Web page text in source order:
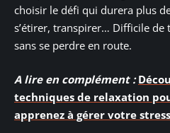
choisir le défi qui durera plus
s’étirer, transpirer… Difficile
sans se perdre en route.
A lire en complément :
techniques de relaxation
apprenez à gérer votre stress